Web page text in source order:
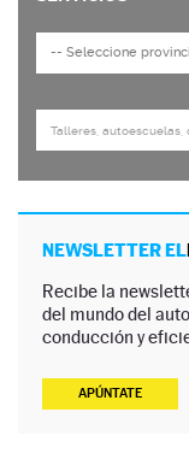
NEWSLETTER EL
Recibe la
del mundo del
conducción y
APÚNTATE